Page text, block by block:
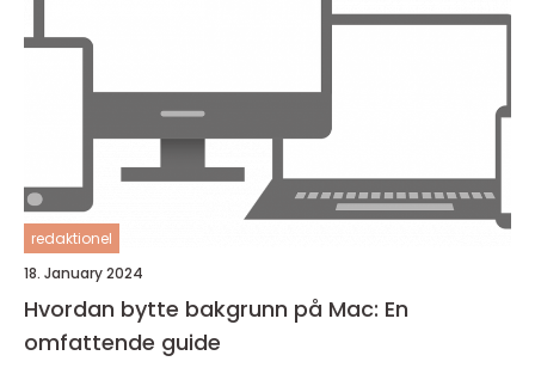
redaktionel
18. January 2024
Hvordan bytte bakgrunn på Mac: En
omfattende guide